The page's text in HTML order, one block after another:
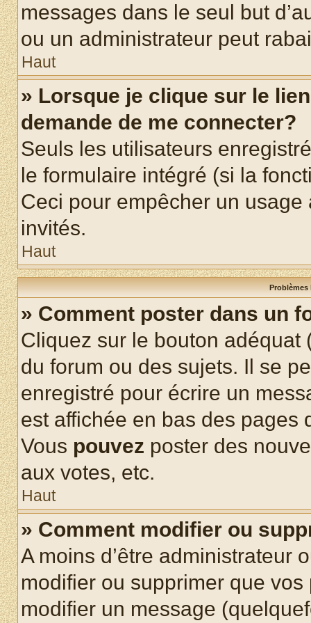
messages dans le seul but
ou un administrateur peut
Haut
» Lorsque je clique sur le
demande de me connecter?
Seuls les utilisateurs
le formulaire intégré (si la
Ceci pour empêcher un
invités.
Haut
Problèmes
» Comment poster dans un
Cliquez sur le bouton
du forum ou des sujets. Il se
enregistré pour écrire un
est affichée en bas des pages
Vous pouvez poster des
aux votes, etc.
Haut
» Comment modifier ou
A moins d’être administrateur
modifier ou supprimer que
modifier un message